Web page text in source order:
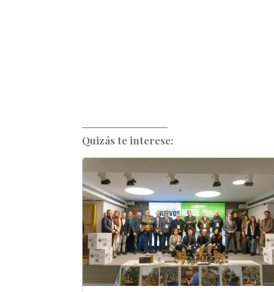
Quizás te interese: